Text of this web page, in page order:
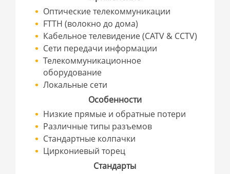
Оптические телекоммуникации
FTTH (волокно до дома)
Кабельное телевидение (CATV & CCTV)
Сети передачи информации
Телекоммуникационное
оборудование
Локальные сети
Особенности
Низкие прямые и обратные потери
Различные типы разъемов
Стандартные колпачки
Циркониевый торец
Стандарты